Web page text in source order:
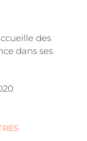
des
dans ses